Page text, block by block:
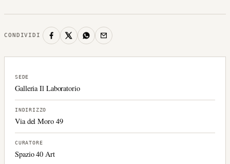
CONDIVIDI
SEDE
Galleria Il Laboratorio
INDIRIZZO
Via del Moro 49
CURATORE
Spazio 40 Art